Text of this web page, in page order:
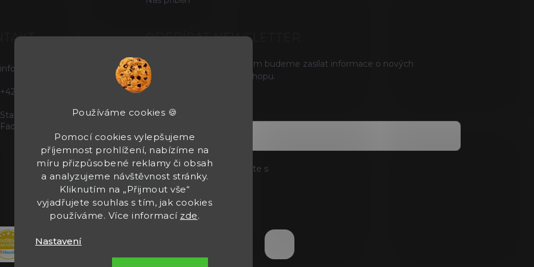
Používáme cookies 🍪
Pomocí cookies vylepšujeme
příjemnost prohlížení, nabízíme na
míru přizpůsobené reklamy či obsah
a analyzujeme návštěvnost stránky.
Kliknutím na „Přijmout vše“
vyjadřujete souhlas s tím, jak cookies
používáme. Více informací zde.
Nastavení
info
+420725729739
Staňte se našimi fanoušky na
Facebooku
ODEBÍRAT NEWSLETTER
Vložte svůj e-mail a my vám budeme zasílat informace o nových
produktech na našem e-shopu.
E-MAIL
Vložením e-mailu souhlasíte s
Přihlásit se